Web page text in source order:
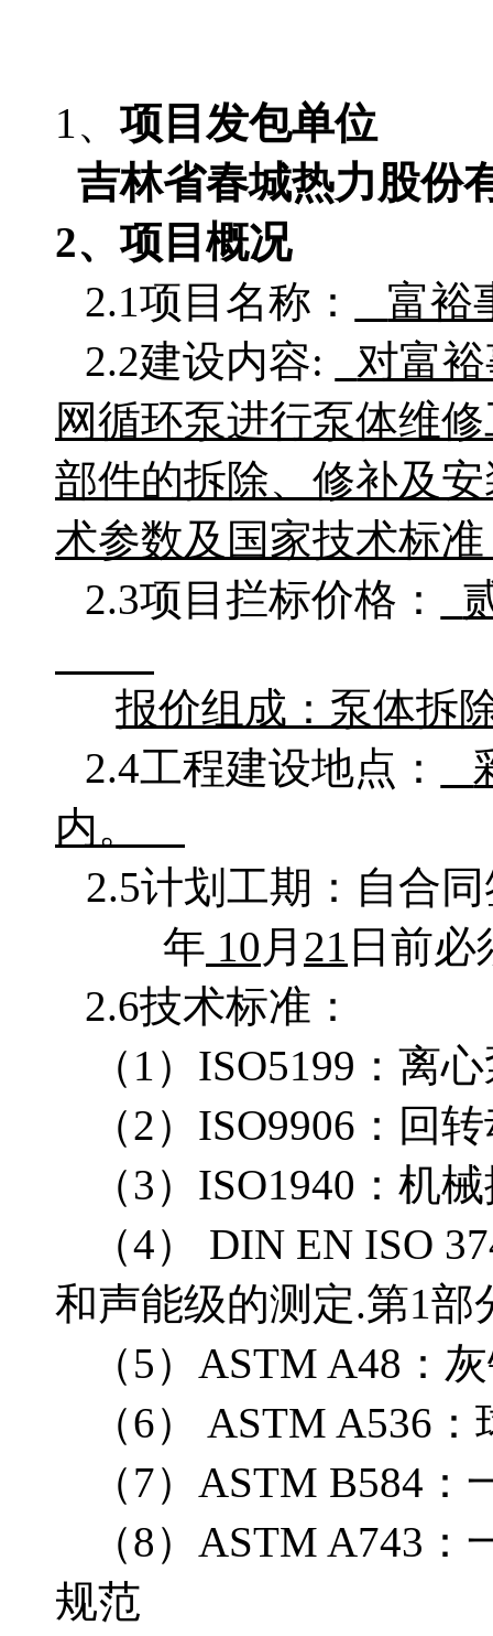
1、 项目发包单位
吉林省春城热力股份
2、项目概况
2.1项目名称：
富裕
2.2建设内容:
对富
网循环泵进行泵体维
部件的拆除、修补及
术参数及国家技术标
2.3项目拦标价格：
报价组成：泵体拆
2.4工程建设地点：
内。
2.5计划工期：自合
年 10 月 21 日前
2.6技术标准：
（ 1）ISO5199：离
（2）ISO9906：回
（3）ISO1940：机
（4） DIN EN ISO
和声能级的测定.第1部
（5）ASTM A48：
（6） ASTM A536
（7）ASTM B584：
（8）ASTM A743：
规范